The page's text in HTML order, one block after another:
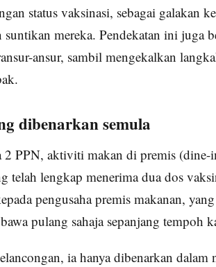
status vaksinasi, sebagai galakan
suntikan mereka. Pendekatan ini juga
ansur, sambil mengekalkan
dibenarkan semula
2 PPN, aktiviti makan di premis
telah lengkap menerima dua dos
pengusaha premis makanan,
pulang sahaja sepanjang tempoh
ia hanya dibenarkan dalam